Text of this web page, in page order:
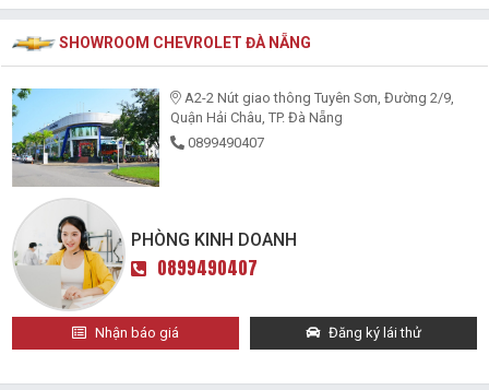
SHOWROOM CHEVROLET ĐÀ NẴNG
A2-2 Nút giao thông Tuyên Sơn, Đường 2/9,
Quận Hải Châu, TP. Đà Nẵng
0899490407
PHÒNG KINH DOANH
0899490407
Nhận báo giá Đăng ký lái thử